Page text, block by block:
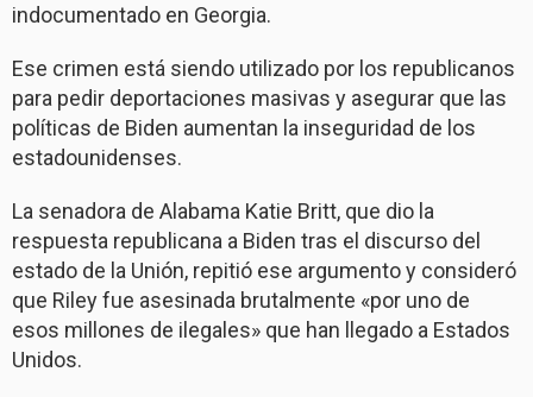
indocumentado en Georgia.
Ese crimen está siendo utilizado por los republicanos
para pedir deportaciones masivas y asegurar que las
políticas de Biden aumentan la inseguridad de los
estadounidenses.
La senadora de Alabama Katie Britt, que dio la
respuesta republicana a Biden tras el discurso del
estado de la Unión, repitió ese argumento y consideró
que Riley fue asesinada brutalmente «por uno de
esos millones de ilegales» que han llegado a Estados
Unidos.